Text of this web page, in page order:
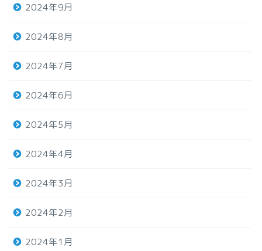
2024年9月
2024年8月
2024年7月
2024年6月
2024年5月
2024年4月
2024年3月
2024年2月
2024年1月